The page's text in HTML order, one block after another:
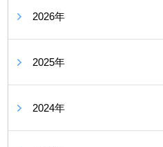
2026年
2025年
2024年